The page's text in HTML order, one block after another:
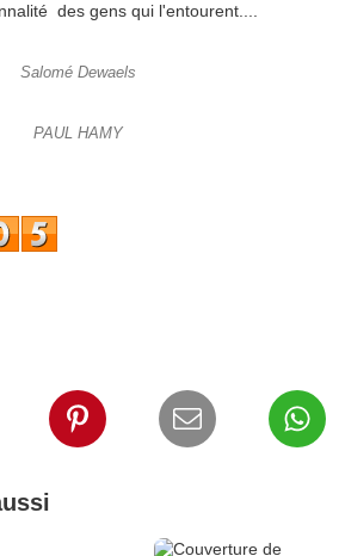
des gens qui l'entourent....
Salomé Dewaels
PAUL HAMY